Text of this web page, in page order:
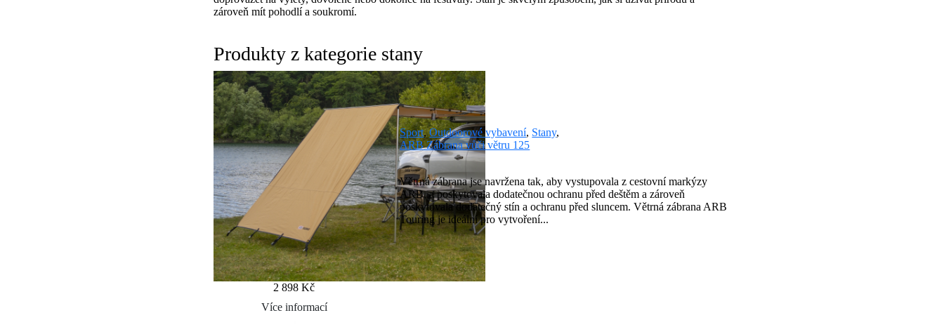
zároveň mít pohodlí a soukromí.
Produkty z kategorie stany
Sport,Outdoorové vybavení, Stany,
ARB Zábrana vůči větru 125
Větrná zábrana jse navržena tak, aby vystupovala z cestovní markýzy
ARB, a poskytovala dodatečnou ochranu před deštěm a zároveň
poskytovala dodatečný stín a ochranu před sluncem. Větrná zábrana ARB
Touring je ideální pro vytvoření...
2 898 Kč
Více informací